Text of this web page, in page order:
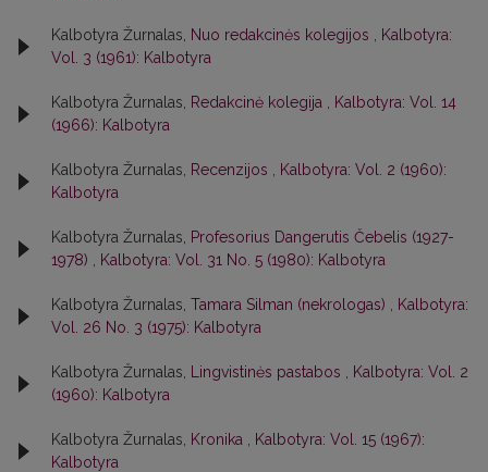
Kalbotyra Žurnalas, Nuo redakcinės kolegijos
Kalbotyra:
Vol. 3 (1961): Kalbotyra
Kalbotyra Žurnalas, Redakcinė kolegija
Kalbotyra: Vol. 14
(1966): Kalbotyra
Kalbotyra Žurnalas, Recenzijos
Kalbotyra: Vol. 2 (1960):
Kalbotyra
Kalbotyra Žurnalas,
Profesorius Dangerutis Čebelis (1927-
1978)
Kalbotyra: Vol. 31 No. 5 (1980): Kalbotyra
Kalbotyra Žurnalas, Tamara Silman (nekrologas)
Kalbotyra:
Vol. 26 No. 3 (1975): Kalbotyra
Kalbotyra Žurnalas, Lingvistinės pastabos
Kalbotyra: Vol. 2
(1960): Kalbotyra
Kalbotyra Žurnalas, Kronika
Kalbotyra: Vol. 15 (1967):
Kalbotyra